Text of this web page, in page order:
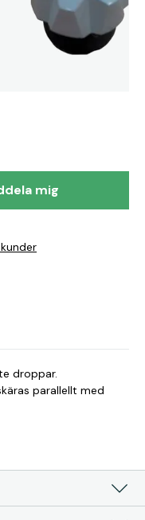
mig
droppar.
parallellt med